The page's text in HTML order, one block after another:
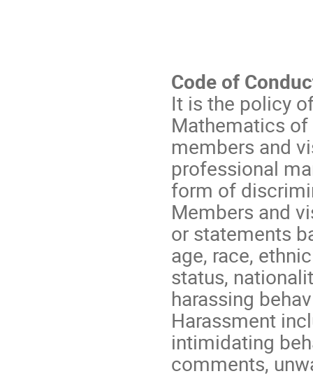
Code of
It is the policy
Mathematics of
members and
professional
form of
Members and
or statements
age, race,
status,
harassing
Harassment
intimidating
comments,